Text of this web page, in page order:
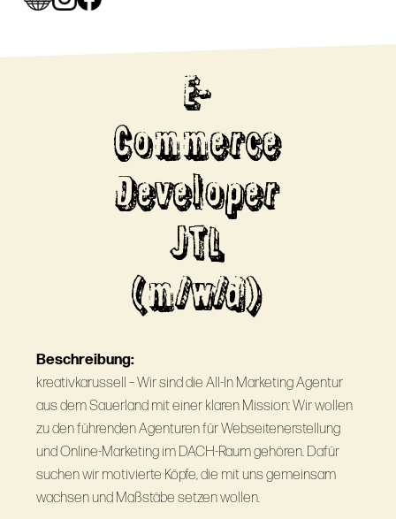
E-
Commerce
Developer
JTL
(m/w/d)
Beschreibung:
kreativkarussell – Wir sind die All-In Marketing Agentur
aus dem Sauerland mit einer klaren Mission: Wir wollen
zu den führenden Agenturen für Webseitenerstellung
und Online-Marketing im DACH-Raum gehören. Dafür
suchen wir motivierte Köpfe, die mit uns gemeinsam
wachsen und Maßstäbe setzen wollen.